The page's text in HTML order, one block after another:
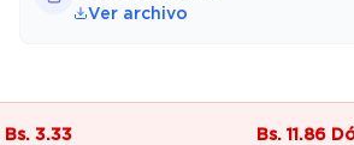
Ver archivo
3.33 Bs. 11.86